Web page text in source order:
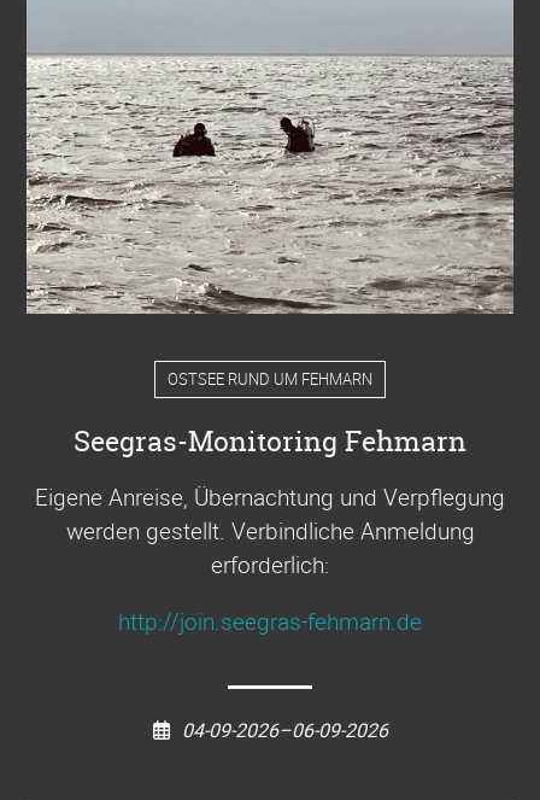
OSTSEE RUND UM FEHMARN
Seegras-Monitoring Fehmarn
Eigene Anreise, Übernachtung und Verpflegung
werden gestellt. Verbindliche Anmeldung
erforderlich:
http://join.seegras-fehmarn.de
04-09-2026–06-09-2026